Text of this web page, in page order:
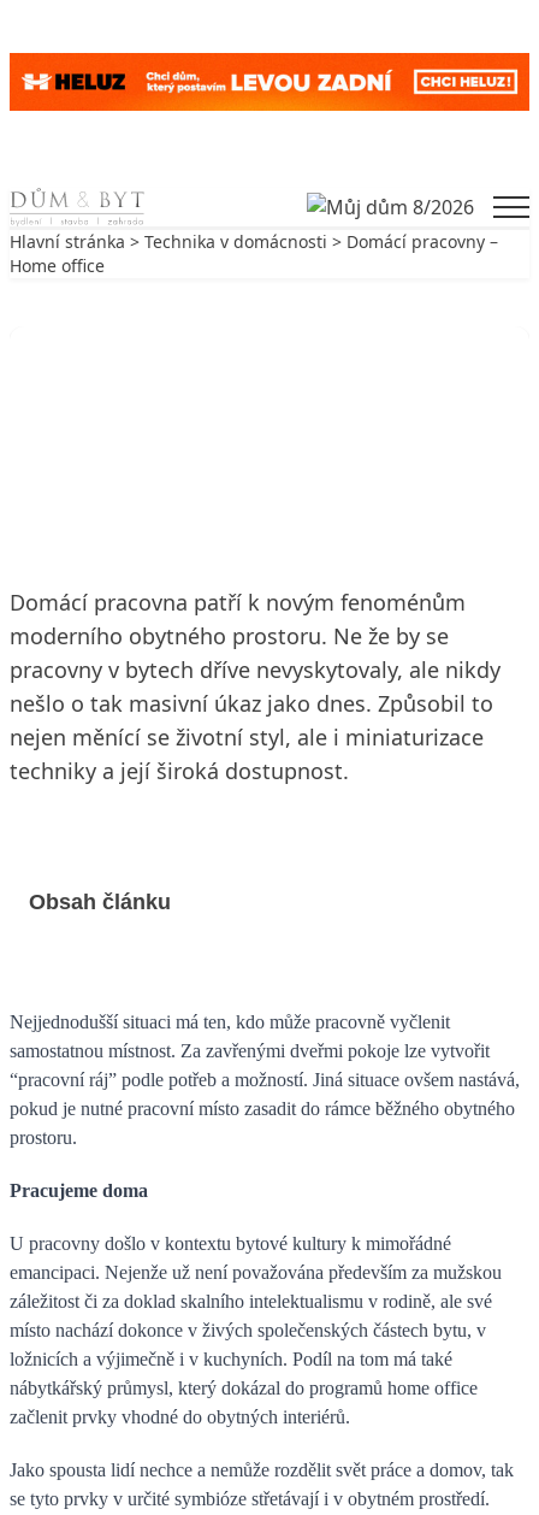
Skip to content
Hlavní stránka > Technika v domácnosti > Domácí pracovny –
Home office
Domácí pracovna patří k novým fenoménům
moderního obytného prostoru. Ne že by se
pracovny v bytech dříve nevyskytovaly, ale nikdy
nešlo o tak masivní úkaz jako dnes. Způsobil to
nejen měnící se životní styl, ale i miniaturizace
techniky a její široká dostupnost.
Obsah článku
Nejjednodušší situaci má ten, kdo může pracovně vyčlenit
samostatnou místnost. Za zavřenými dveřmi pokoje lze vytvořit
“pracovní ráj” podle potřeb a možností. Jiná situace ovšem nastává,
pokud je nutné pracovní místo zasadit do rámce běžného obytného
prostoru.
Pracujeme doma
U pracovny došlo v kontextu bytové kultury k mimořádné
emancipaci. Nejenže už není považována především za mužskou
záležitost či za doklad skalního intelektualismu v rodině, ale své
místo nachází dokonce v živých společenských částech bytu, v
ložnicích a výjimečně i v kuchyních. Podíl na tom má také
nábytkářský průmysl, který dokázal do programů home office
začlenit prvky vhodné do obytných interiérů.
Jako spousta lidí nechce a nemůže rozdělit svět práce a domov, tak
se tyto prvky v určité symbióze střetávají i v obytném prostředí.